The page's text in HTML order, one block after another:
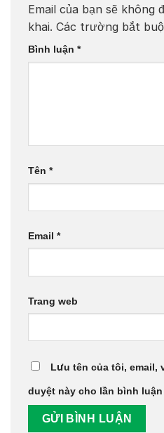
Email của bạn sẽ không
khai. Các trường bắt
Bình luận *
Tên *
Email *
Trang web
Lưu tên của tôi, email,
duyệt này cho lần bình